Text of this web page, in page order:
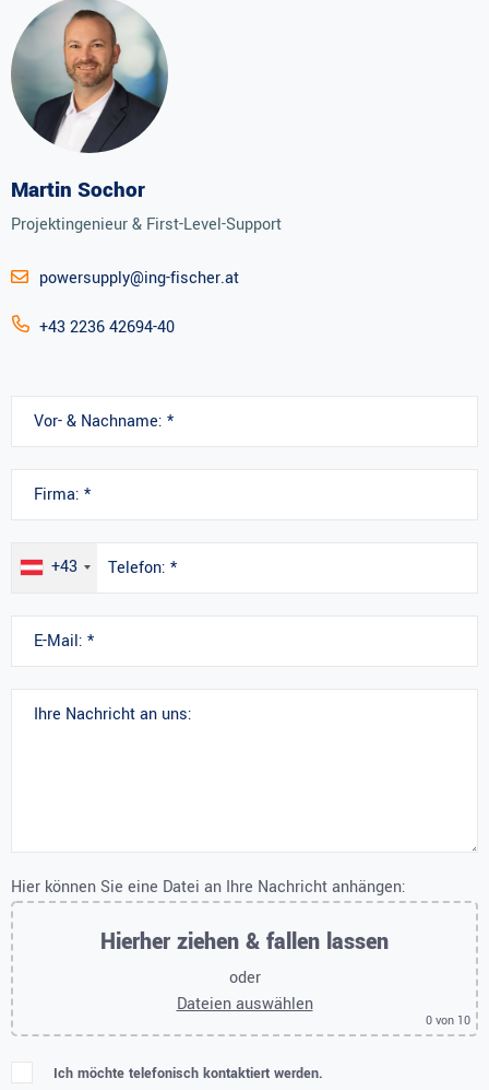
Martin Sochor
Projektingenieur & First-Level-Support
powersupply@ing-fischer.at
+43 2236 42694-40
+43
Hier können Sie eine Datei an Ihre Nachricht anhängen:
Hierher ziehen & fallen lassen
oder
Dateien auswählen
0 von 10
Ich möchte telefonisch kontaktiert werden.